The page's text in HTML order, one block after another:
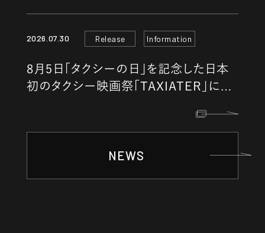
2026.07.30 Release Information
8月5日「タクシーの日」を記念した日本
初のタクシー映画祭「TAXIATER」に参
NEWS